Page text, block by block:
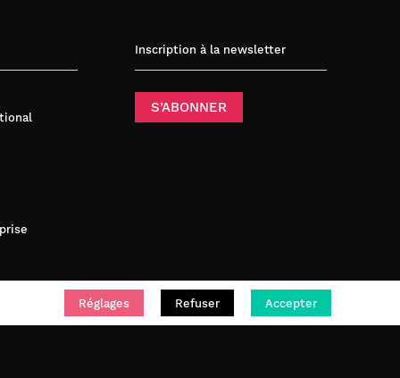
Inscription à la newsletter
S’ABONNER
Réglages Refuser Accepter